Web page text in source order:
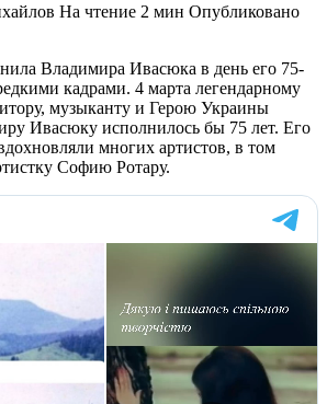
На чтение 2 мин Опубликовано
Владимира Ивасюка в день его 75-
кадрами. 4 марта легендарному
музыканту и Герою Украины
Ивасюку исполнилось бы 75 лет. Его
многих артистов, в том
Софию Ротару.